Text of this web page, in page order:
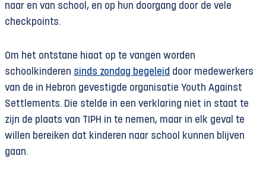
naar en van school, en op hun doorgang door de vele
checkpoints.
Om het ontstane hiaat op te vangen worden
schoolkinderen sinds zondag begeleid door medewerkers
van de in Hebron gevestigde organisatie Youth Against
Settlements. Die stelde in een verklaring niet in staat te
zijn de plaats van TIPH in te nemen, maar in elk geval te
willen bereiken dat kinderen naar school kunnen blijven
gaan.